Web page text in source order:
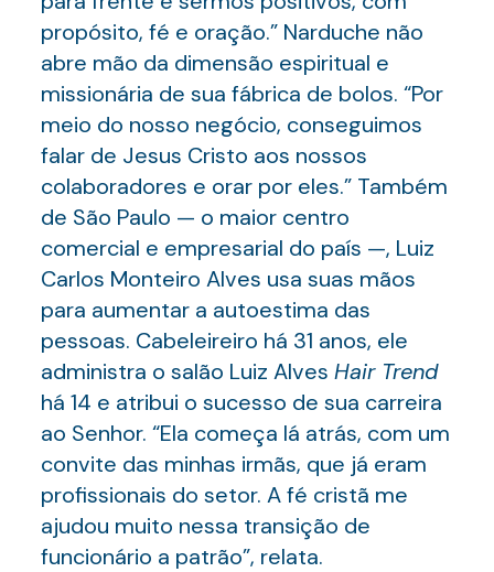
propósito, fé e oração.” Narduche não
abre mão da dimensão espiritual e
missionária de sua fábrica de bolos. “Por
meio do nosso negócio, conseguimos
falar de Jesus Cristo aos nossos
colaboradores e orar por eles.” Também
de São Paulo — o maior centro
comercial e empresarial do país —, Luiz
Carlos Monteiro Alves usa suas mãos
para aumentar a autoestima das
pessoas. Cabeleireiro há 31 anos, ele
administra o salão Luiz Alves Hair Trend
há 14 e atribui o sucesso de sua carreira
ao Senhor. “Ela começa lá atrás, com um
convite das minhas irmãs, que já eram
profissionais do setor. A fé cristã me
ajudou muito nessa transição de
funcionário a patrão”, relata.